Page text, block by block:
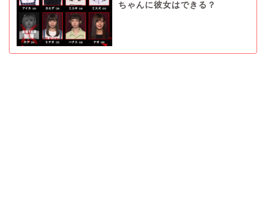
ちゃんに彼女はできる？